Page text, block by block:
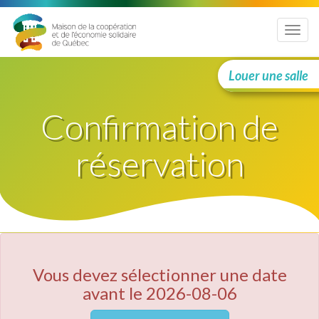
Menu
Louer une salle
Confirmation de
réservation
Vous devez sélectionner une date
avant le 2026-08-06